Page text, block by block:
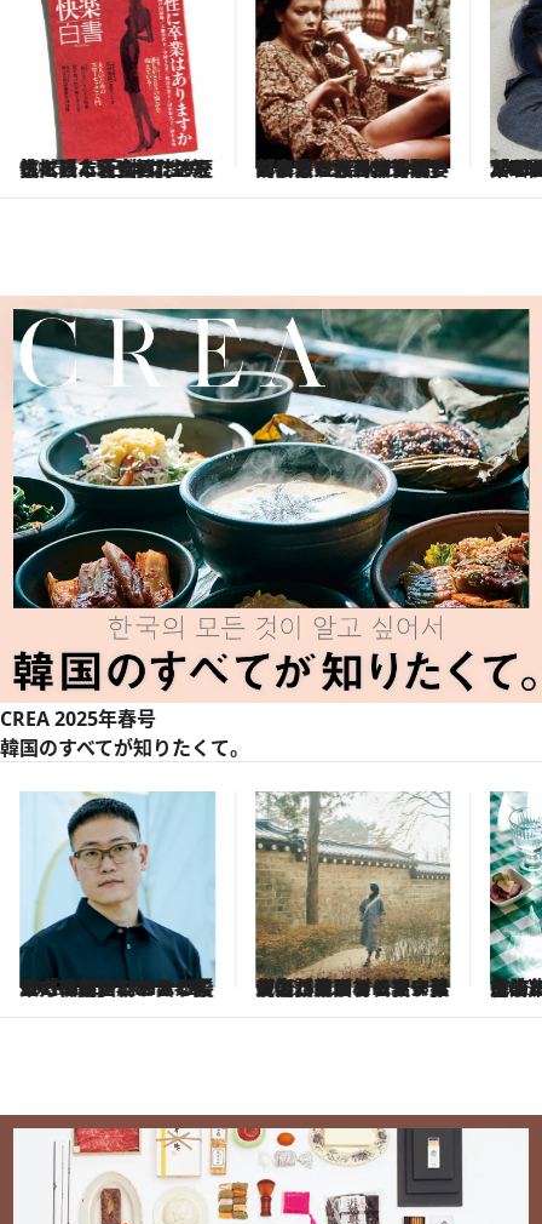
2025.11.5
「エリート外交官の妻の自由すぎる性体験」をめぐる大ヒット映画、恋人の局部を切り落とした“昭和の猟奇的事件”も…メディアは女性の性をどう描いてきたか 2025.10.22
「R Mさんがこんな言葉をかけてくださったんです」TAEHYUN（TOMORROW X TOGETHER）が明かした“心が動かされた瞬間”【全文公開】 「胸が片方なくなった時はショックでしたが…」25歳で乳がんに、元SKE48・矢方美紀（33）が語る“自分のからだとの向き合い方”
CREA 2025年春号
韓国のすべてが知りたくて。
2025.5.12
【必訪スポット紹介】ソウル・西村エリアは大人が楽しめるアートの街。センスの良い雑貨、話題のフランス菓子店、韓国を代表する人気バーまで 2025.5.9
ソウルから足をのばして訪れたい【韓国カルチャーの街、坡州（パジュ）】軍事境界線と接する地域がグルメ、書店、クラフト、美術館の集まる街に さあ、韓国工芸の美しい世界へ！【お